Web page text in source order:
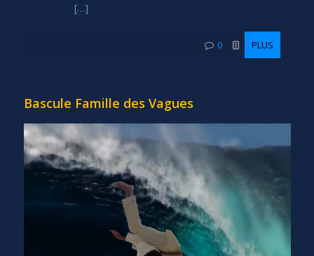
[…]
0 PLUS
Bascule Famille des Vagues